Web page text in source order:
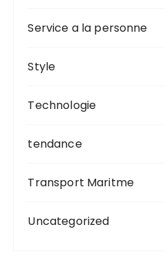
Service a la personne
Style
Technologie
tendance
Transport Maritme
Uncategorized